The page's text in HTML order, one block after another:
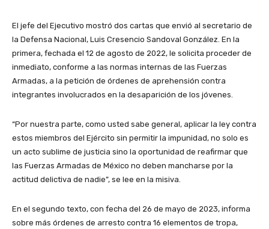
El jefe del Ejecutivo mostró dos cartas que envió al secretario de
la Defensa Nacional, Luis Cresencio Sandoval González. En la
primera, fechada el 12 de agosto de 2022, le solicita proceder de
inmediato, conforme a las normas internas de las Fuerzas
Armadas, a la petición de órdenes de aprehensión contra
integrantes involucrados en la desaparición de los jóvenes.
“Por nuestra parte, como usted sabe general, aplicar la ley contra
estos miembros del Ejército sin permitir la impunidad, no solo es
un acto sublime de justicia sino la oportunidad de reafirmar que
las Fuerzas Armadas de México no deben mancharse por la
actitud delictiva de nadie”, se lee en la misiva.
En el segundo texto, con fecha del 26 de mayo de 2023, informa
sobre más órdenes de arresto contra 16 elementos de tropa,